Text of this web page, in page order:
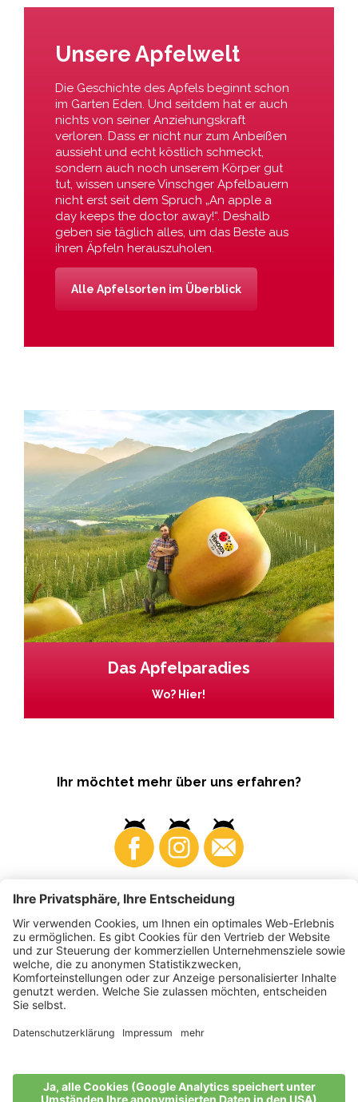
Unsere Apfelwelt
Die Geschichte des Apfels beginnt schon
im Garten Eden. Und seitdem hat er auch
nichts von seiner Anziehungskraft
verloren. Dass er nicht nur zum Anbeißen
aussieht und echt köstlich schmeckt,
sondern auch noch unserem Körper gut
tut, wissen unsere Vinschger Apfelbauern
nicht erst seit dem Spruch „An apple a
day keeps the doctor away!“. Deshalb
geben sie täglich alles, um das Beste aus
ihren Äpfeln herauszuholen.
Alle Apfelsorten im Überblick
Das Apfelparadies
Wo? Hier!
Ihr möchtet mehr über uns erfahren?
Business Produzenten
2026
VI.P Gen. landw. Gesellschaft
Impressum • Cookie-Einstellungen Datenschutz
•
Barrierefreiheitserklärung•Sitemap